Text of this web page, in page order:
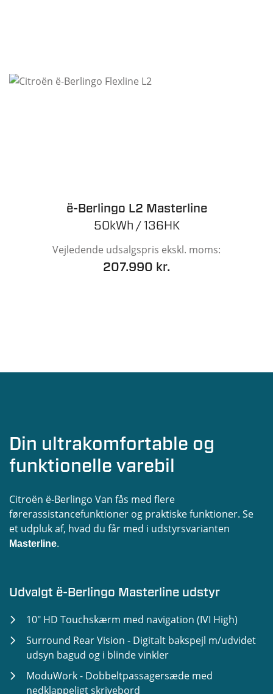
ë-Berlingo L2 Masterline
50kWh / 136HK
Vejledende udsalgspris ekskl. moms:
207.990 kr.
Din ultrakomfortable og
funktionelle varebil
Citroën ë-Berlingo Van fås med flere
førerassistancefunktioner og praktiske funktioner. Se
et udpluk af, hvad du får med i udstyrsvarianten
Masterline.
Udvalgt ë-Berlingo Masterline udstyr
10" HD Touchskærm med navigation (IVI High)
Surround Rear Vision - Digitalt bakspejl m/udvidet
udsyn bagud og i blinde vinkler
ModuWork - Dobbeltpassagersæde med
nedklappeligt skrivebord